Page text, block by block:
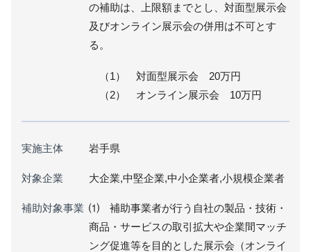
の補助は、上限額までとし、対面型展示会
及びオンライン展示会の併用は不可とす
る。
（1） 対面型展示会 20万円
（2） オンライン展示会 10万円
実施主体 岩手県
対象企業 大企業,中堅企業,中小企業者,小規模企業者
補助対象事業 ⑴ 補助事業者が行う自社の製品・技術・
商品・サービスの取引拡大や企業間マッチ
ング促進等を目的とした展示会（オンライ